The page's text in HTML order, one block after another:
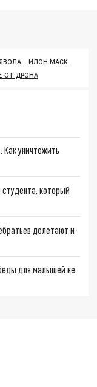
ИЛОН МАСК
ОТ ДРОНА
Как уничтожить
который
долетают и
для малышей не